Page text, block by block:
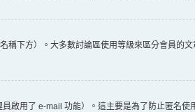
下方）。大多數討論區使用等級來區分會員
啟用了 e-mail 功能）。這主要是為了防止匿名使